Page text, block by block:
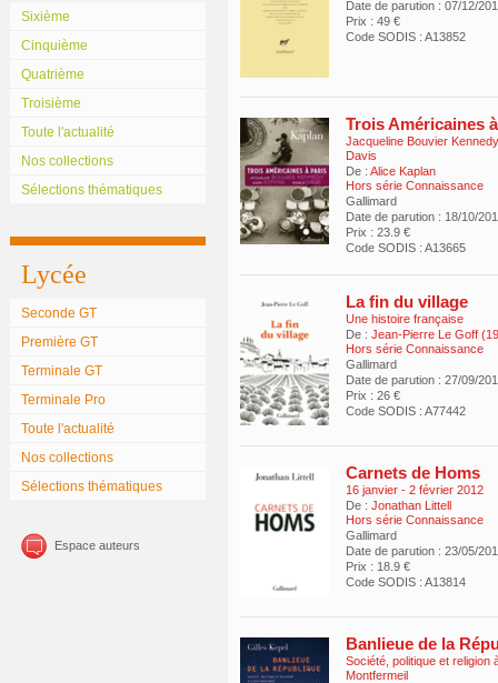
Sixième
Cinquième
Quatrième
Troisième
Toute l'actualité
Nos collections
Sélections thématiques
Lycée
Seconde GT
Première GT
Terminale GT
Terminale Pro
Toute l'actualité
Nos collections
Sélections thématiques
Espace auteurs
Date de parution : 07/12/
Prix : 49 €
Code SODIS : A13852
Trois Américaines
Jacqueline Bouvier
Davis
De : Alice Kaplan
Hors série Connaissance
Gallimard
Date de parution : 18/10/
Prix : 23.9 €
Code SODIS : A13665
La fin du village
Une histoire française
De : Jean-Pierre Le Goff
Hors série Connaissance
Gallimard
Date de parution : 27/09/
Prix : 26 €
Code SODIS : A77442
Carnets de Homs
16 janvier - 2 février 2012
De : Jonathan Littell
Hors série Connaissance
Gallimard
Date de parution : 23/05/
Prix : 18.9 €
Code SODIS : A13814
Banlieue de la
Société, politique et religion
Montfermeil